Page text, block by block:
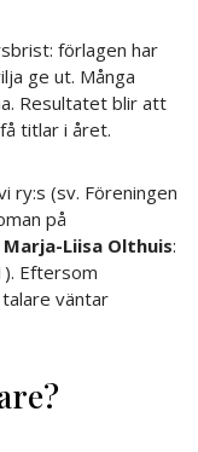
förlagen har
ge ut. Många
Resultatet blir att
titlar i året.
ry:s (sv. Föreningen
på
Marja-Liisa Olthuis:
Eftersom
väntar